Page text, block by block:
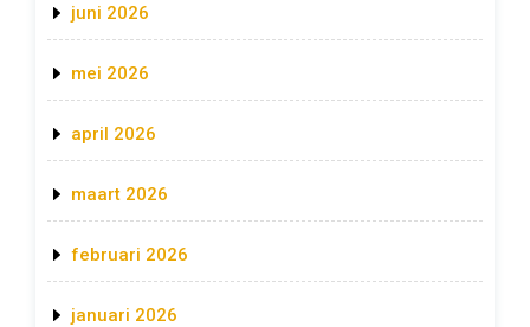
juni 2026
mei 2026
april 2026
maart 2026
februari 2026
januari 2026